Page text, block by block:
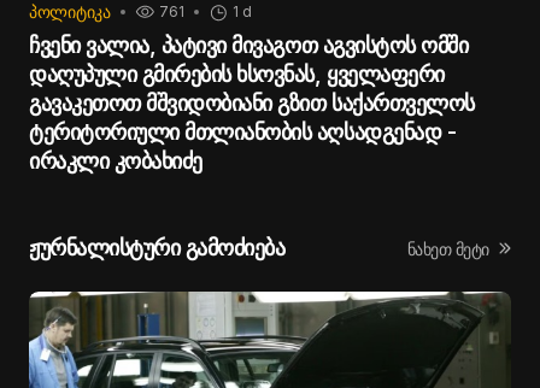
ᲞᲝᲚᲘᲢᲘᲙᲐ 761 1 d
ჩვენი ვალია, პატივი მივაგოთ აგვისტოს ომში
დაღუპული გმირების ხსოვნას, ყველაფერი
გავაკეთოთ მშვიდობიანი გზით საქართველოს
ტერიტორიული მთლიანობის აღსადგენად -
ირაკლი კობახიძე
ჟურნალისტური გამოძიება ნახეთ მეტი